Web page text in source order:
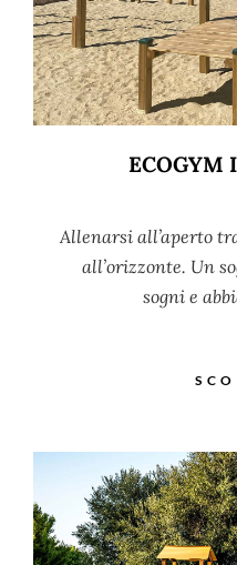
ECOGYM
Allenarsi all’aperto
all’orizzonte. Un
sogni e